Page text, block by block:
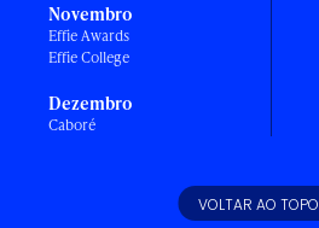
Novembro
Effie Awards
Effie College
Dezembro
Caboré
VOLTAR AO TOPO